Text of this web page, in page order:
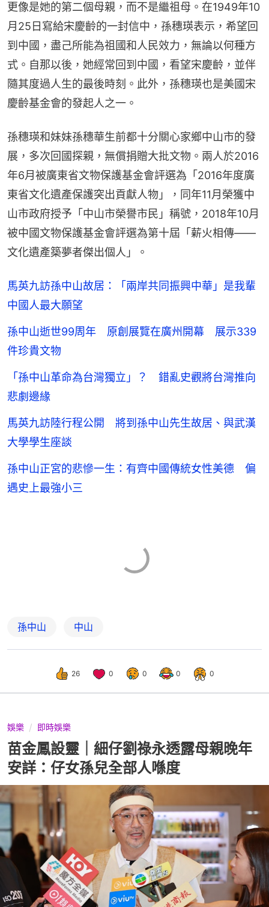
更像是她的第二個母親，而不是繼祖母。在1949年10
月25日寫給宋慶齡的一封信中，孫穗瑛表示，希望回
到中國，盡己所能為祖國和人民效力，無論以何種方
式。自那以後，她經常回到中國，看望宋慶齡，並伴
隨其度過人生的最後時刻。此外，孫穗瑛也是美國宋
慶齡基金會的發起人之一。
孫穗瑛和妹妹孫穗華生前都十分關心家鄉中山市的發
展，多次回國探親，無償捐贈大批文物。兩人於2016
年6月被廣東省文物保護基金會評選為「2016年度廣
東省文化遺產保護突出貢獻人物」，同年11月榮獲中
山市政府授予「中山市榮譽市民」稱號，2018年10月
被中國文物保護基金會評選為第十屆「薪火相傳——
文化遺產築夢者傑出個人」。
馬英九訪孫中山故居：「兩岸共同振興中華」是我輩
中國人最大願望
孫中山逝世99周年 原創展覽在廣州開幕 展示339
件珍貴文物
「孫中山革命為台灣獨立」？ 錯亂史觀將台灣推向
悲劇邊緣
馬英九訪陸行程公開 將到孫中山先生故居、與武漢
大學學生座談
孫中山正宮的悲慘一生：有齊中國傳統女性美德 偏
遇史上最強小三
孫中山 中山
26 0 0 0 0
娛樂 即時娛樂
苗金鳳設靈｜細仔劉祿永透露母親晚年
安詳：仔女孫兒全部人喺度